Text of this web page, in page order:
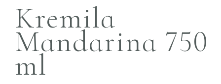
Kremila
Mandarina 750
ml